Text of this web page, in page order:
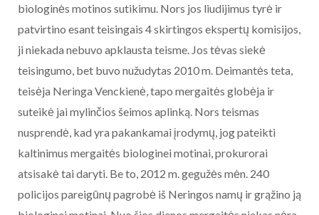
biologinės motinos sutikimu. Nors jos liudijimus tyrė ir
patvirtino esant teisingais 4 skirtingos ekspertų komisijos,
ji niekada nebuvo apklausta teisme. Jos tėvas siekė
teisingumo, bet buvo nužudytas 2010 m. Deimantės teta,
teisėja Neringa Venckienė, tapo mergaitės globėja ir
suteikė jai mylinčios šeimos aplinką. Nors teismas
nusprendė, kad yra pakankamai įrodymų, jog pateikti
kaltinimus mergaitės biologinei motinai, prokurorai
atsisakė tai daryti. Be to, 2012 m. gegužės mėn. 240
policijos pareigūnų pagrobė iš Neringos namų ir grąžino ją